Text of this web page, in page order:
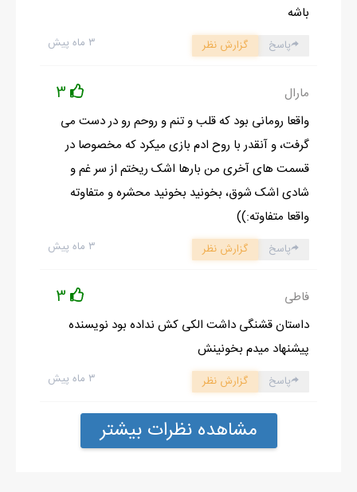
باشه
۳ ماه پیش پاسخ گزارش نظر
مارال 3
واقعا رومانی بود که قلب و تنم و روحم رو در دست می
گرفت، و آنقدر با روح ادم بازی میکرد که مخصوصا در
قسمت های آخری من بارها اشک ریختم از سر غم و
شادی اشک شوق، بخونید بخونید محشره و متفاوته
واقعا متفاوته:))
۳ ماه پیش پاسخ گزارش نظر
فاطی 3
داستان قشنگی داشت الکی کش نداده بود نویسنده
پیشنهاد میدم بخونینش
۳ ماه پیش پاسخ گزارش نظر
مشاهده نظرات بیشتر